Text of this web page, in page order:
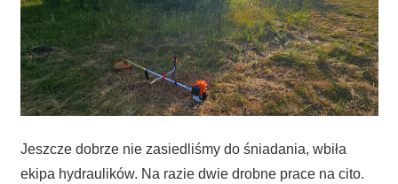
Jeszcze dobrze nie zasiedliśmy do śniadania, wbiła
ekipa hydraulików. Na razie dwie drobne prace na cito.